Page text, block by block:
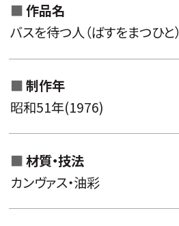
作品名
バスを待つ人（ばすをまつひと）
制作年
昭和51年(1976)
材質・技法
カンヴァス・油彩